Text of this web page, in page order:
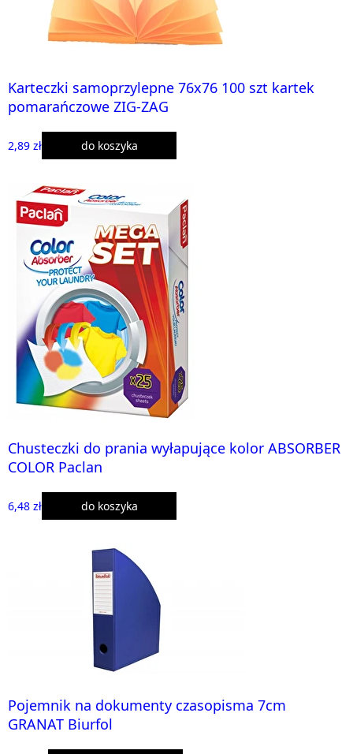
Karteczki samoprzylepne 76x76 100 szt kartek
pomarańczowe ZIG-ZAG
2,89 zł do koszyka
Chusteczki do prania wyłapujące kolor ABSORBER
COLOR Paclan
6,48 zł do koszyka
Pojemnik na dokumenty czasopisma 7cm
GRANAT Biurfol